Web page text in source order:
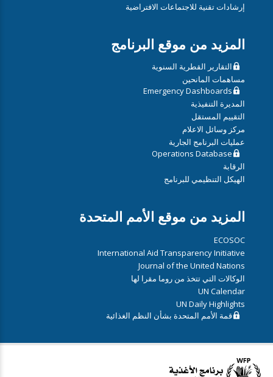
إرشادات تقنية للاجتماعات الافتراضية
المزيد من موقع البرنامج
التقارير القطرية السنوية
مساهمات المانحين
Emergency Dashboards
المديرة التنفيذية
التقييم المستقل
مركز وسائل الاعلام
عمليات البرنامج الجارية
Operations Database
الرقابة
الهيكل التنظيمي للبرنامج
المزيد من موقع الأمم المتحدة
ECOSOC
International Aid Transparency Initiative
Journal of the United Nations
الوكالات التي تتخذ من روما مقرا لها
UN Calendar
UN Daily Highlights
قمة الأمم المتحدة بشأن النظم الغذائية